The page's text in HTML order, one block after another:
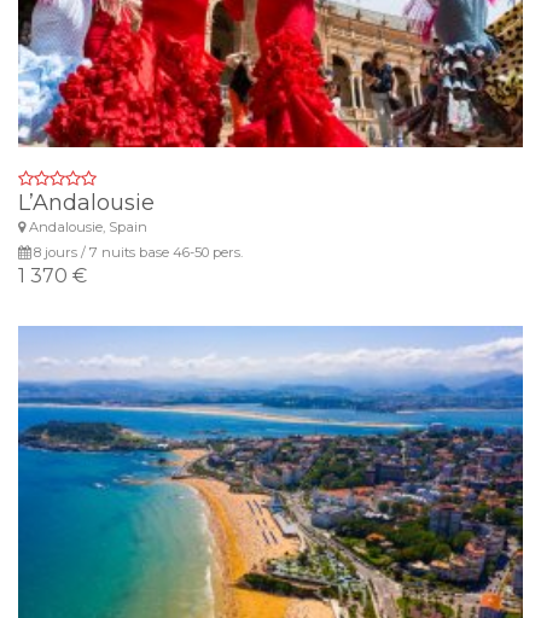
L’Andalousie
Andalousie, Spain
8 jours / 7 nuits base 46-50 pers.
1 370 €